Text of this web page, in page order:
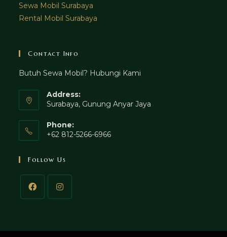
Sewa Mobil Surabaya
Rental Mobil Surabaya
Contact Info
Butuh Sewa Mobil? Hubungi Kami
Address:
Surabaya, Gunung Anyar Jaya
Phone:
+62 812-5266-6966
Follow Us